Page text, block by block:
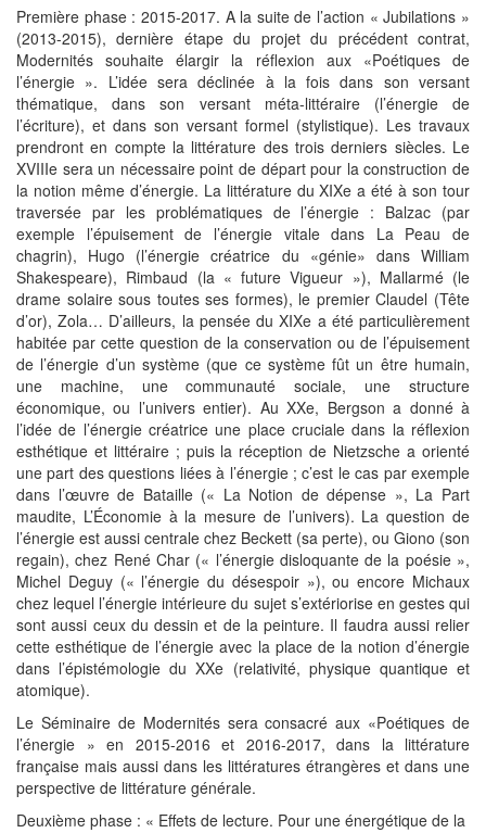
Première phase : 2015-2017. A la suite de l’action « Jubilations »
(2013-2015), dernière étape du projet du précédent contrat,
Modernités souhaite élargir la réflexion aux «Poétiques de
l’énergie ». L’idée sera déclinée à la fois dans son versant
thématique, dans son versant méta-littéraire (l’énergie de
l’écriture), et dans son versant formel (stylistique). Les travaux
prendront en compte la littérature des trois derniers siècles. Le
XVIIIe sera un nécessaire point de départ pour la construction de
la notion même d’énergie. La littérature du XIXe a été à son tour
traversée par les problématiques de l’énergie : Balzac (par
exemple l’épuisement de l’énergie vitale dans La Peau de
chagrin), Hugo (l’énergie créatrice du «génie» dans William
Shakespeare), Rimbaud (la « future Vigueur »), Mallarmé (le
drame solaire sous toutes ses formes), le premier Claudel (Tête
d’or), Zola… D’ailleurs, la pensée du XIXe a été particulièrement
habitée par cette question de la conservation ou de l’épuisement
de l’énergie d’un système (que ce système fût un être humain,
une machine, une communauté sociale, une structure
économique, ou l’univers entier). Au XXe, Bergson a donné à
l’idée de l’énergie créatrice une place cruciale dans la réflexion
esthétique et littéraire ; puis la réception de Nietzsche a orienté
une part des questions liées à l’énergie ; c’est le cas par exemple
dans l’œuvre de Bataille (« La Notion de dépense », La Part
maudite, L’Économie à la mesure de l’univers). La question de
l’énergie est aussi centrale chez Beckett (sa perte), ou Giono (son
regain), chez René Char (« l’énergie disloquante de la poésie »,
Michel Deguy (« l’énergie du désespoir »), ou encore Michaux
chez lequel l’énergie intérieure du sujet s’extériorise en gestes qui
sont aussi ceux du dessin et de la peinture. Il faudra aussi relier
cette esthétique de l’énergie avec la place de la notion d’énergie
dans l’épistémologie du XXe (relativité, physique quantique et
atomique).
Le Séminaire de Modernités sera consacré aux «Poétiques de
l’énergie » en 2015-2016 et 2016-2017, dans la littérature
française mais aussi dans les littératures étrangères et dans une
perspective de littérature générale.
Deuxième phase : « Effets de lecture. Pour une énergétique de la